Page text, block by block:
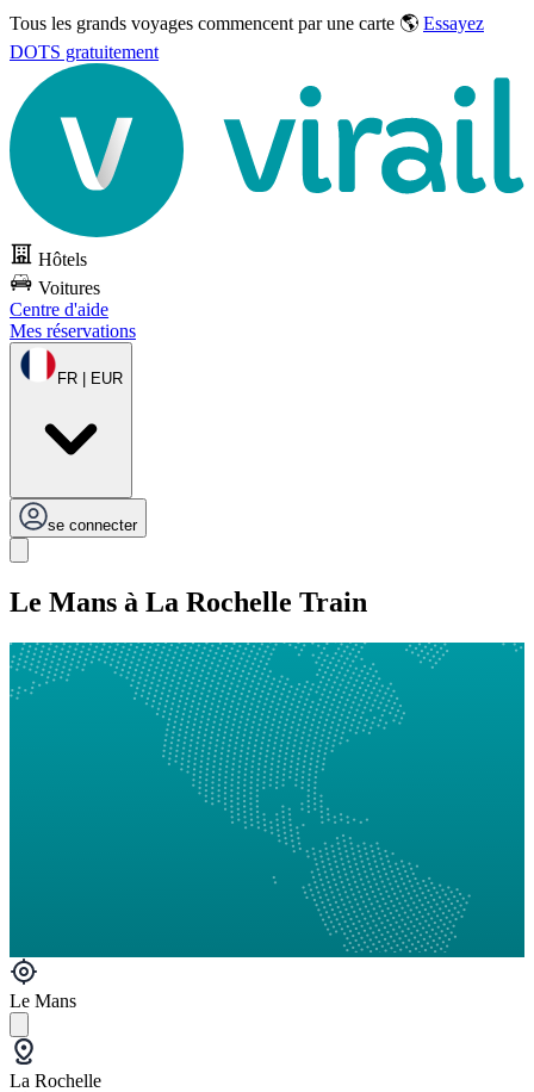
Tous les grands voyages commencent par une carte 🌎 Essayez
DOTS gratuitement
Hôtels
Voitures
Centre d'aide
Mes réservations
FR | EUR
se connecter
Le Mans à La Rochelle Train
Le Mans
La Rochelle